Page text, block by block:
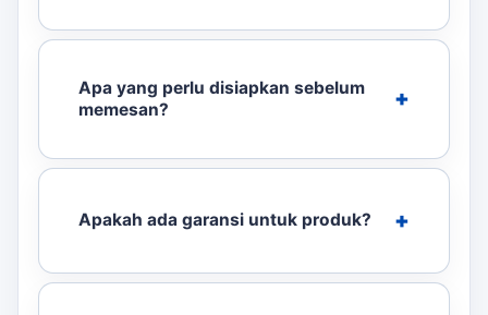
Apa yang perlu disiapkan sebelum
memesan?
Apakah ada garansi untuk produk?